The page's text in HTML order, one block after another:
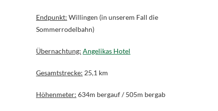
Endpunkt: Willingen (in unserem Fall die
Sommerrodelbahn)
Übernachtung: Angelikas Hotel
Gesamtstrecke: 25,1 km
Höhenmeter: 634m bergauf / 505m bergab